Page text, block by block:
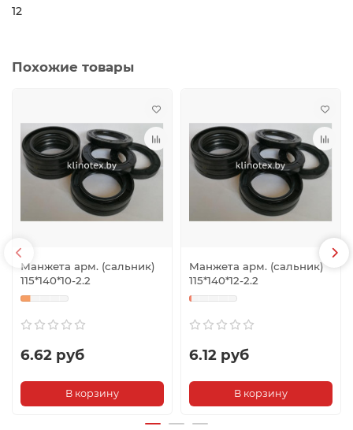
12
Похожие товары
Манжета арм. (сальник)
115*140*10-2.2
6.62 руб
В корзину
Манжета арм. (сальник)
115*140*12-2.2
6.12 руб
В корзину